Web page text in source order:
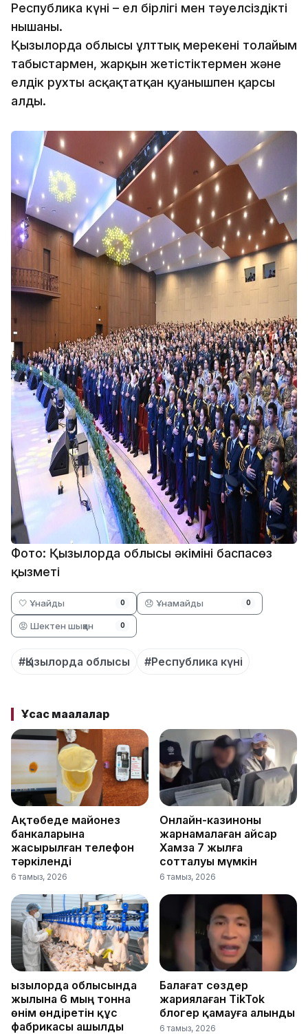
Республика күні – ел бірлігі мен тәуелсіздіктің
нышаны.
Қызылорда облысы ұлттық мерекені толайым
табыстармен, жарқын жетістіктермен және
елдік рухты асқақтатқан қуанышпен қарсы
алды.
Фото: Қызылорда облысы әкімінің баспасөз
қызметі
🤍 Ұнайды 0 😞 Ұнамайды 0
😡 Шектен шыққан 0
#Қызылорда облысы #Республика күні
Ұқсас мақалалар
Ақтөбеде майонез
банкаларына
жасырылған телефон
тәркіленді
6 тамыз, 2026
Онлайн-казиноны
жарнамалаған Қайсар
Хамза 7 жылға
сотталуы мүмкін
6 тамыз, 2026
Қызылорда облысында
жылына 6 мың тонна
өнім өндіретін құс
фабрикасы ашылды
Балағат сөздер
жариялаған TikTok
блогер қамауға алынды
6 тамыз, 2026